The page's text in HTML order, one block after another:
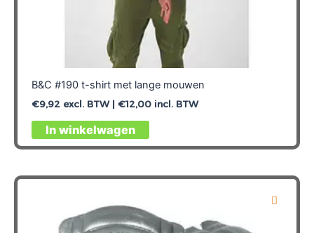
B&C #190 t-shirt met lange mouwen
€9,92excl. BTW | €12,00incl. BTW
In winkelwagen
Dit
product
meerdere
optie